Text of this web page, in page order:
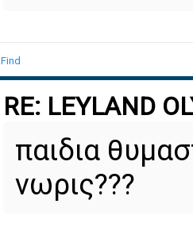
Find
RE: LEYLAND
παιδια
νωρις???